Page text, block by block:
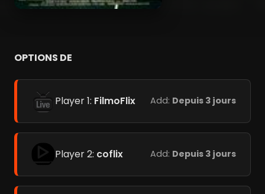
OPTIONS DE
Player 1: FilmoFlix Add: Depuis 3 jours
Player 2: coflix Add: Depuis 3 jours